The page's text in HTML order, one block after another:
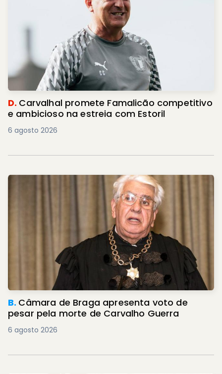
D. Carvalhal promete Famalicão competitivo
e ambicioso na estreia com Estoril
6 agosto 2026
B. Câmara de Braga apresenta voto de
pesar pela morte de Carvalho Guerra
6 agosto 2026